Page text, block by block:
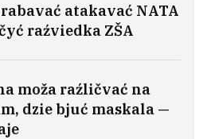
atakavać NATA
raźviedka ZŠA
moža raźličvać na
dzie bjuć maskala —